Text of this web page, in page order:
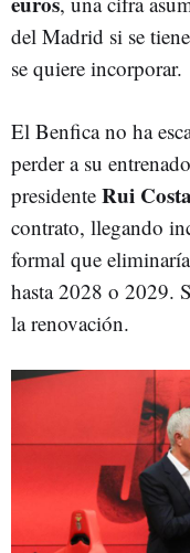
del Madrid si se
se quiere incorporar.
El Benfica no ha
perder a su
presidente Rui Costa
contrato, llegando
formal que
hasta 2028 o 2029.
la renovación.